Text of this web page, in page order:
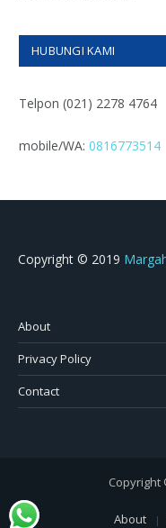
HUBUNGI KAMI
Telpon (021) 2278 4764
mobile/WA: 0816773514
Copyright © 2019
About
Privacy Policy
Contact
Copyright
About